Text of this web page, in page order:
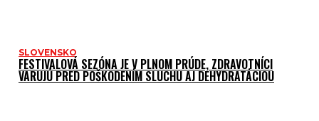
SLOVENSKO
FESTIVALOVÁ SEZÓNA JE V PLNOM PRÚDE, ZDRAVOTNÍCI
VARUJÚ PRED POŠKODENÍM SLUCHU AJ DEHYDRATÁCIOU